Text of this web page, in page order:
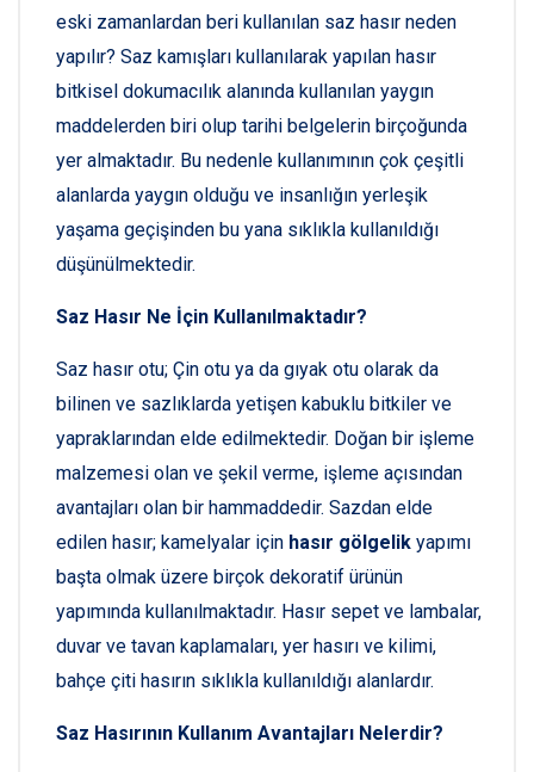
eski zamanlardan beri kullanılan saz hasır neden
yapılır? Saz kamışları kullanılarak yapılan hasır
bitkisel dokumacılık alanında kullanılan yaygın
maddelerden biri olup tarihi belgelerin birçoğunda
yer almaktadır. Bu nedenle kullanımının çok çeşitli
alanlarda yaygın olduğu ve insanlığın yerleşik
yaşama geçişinden bu yana sıklıkla kullanıldığı
düşünülmektedir.
Saz Hasır Ne İçin Kullanılmaktadır?
Saz hasır otu; Çin otu ya da gıyak otu olarak da
bilinen ve sazlıklarda yetişen kabuklu bitkiler ve
yapraklarından elde edilmektedir. Doğan bir işleme
malzemesi olan ve şekil verme, işleme açısından
avantajları olan bir hammaddedir. Sazdan elde
edilen hasır; kamelyalar için hasır gölgelik yapımı
başta olmak üzere birçok dekoratif ürünün
yapımında kullanılmaktadır. Hasır sepet ve lambalar,
duvar ve tavan kaplamaları, yer hasırı ve kilimi,
bahçe çiti hasırın sıklıkla kullanıldığı alanlardır.
Saz Hasırının Kullanım Avantajları Nelerdir?